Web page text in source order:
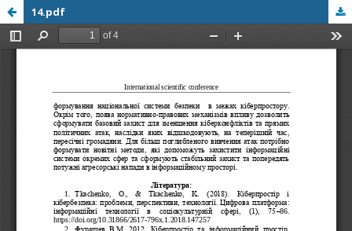
14.pdf